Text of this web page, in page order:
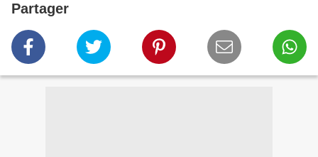
Partager